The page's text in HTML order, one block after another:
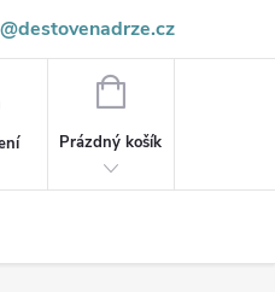
NÁKUPNÍ
Prázdný košík